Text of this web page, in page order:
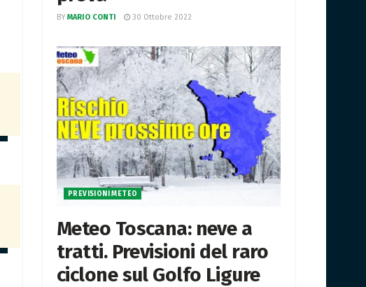
BY MARIO CONTI 30 Ottobre 2022
PREVISIONI METEO
Meteo Toscana: neve a
tratti. Previsioni del raro
ciclone sul Golfo Ligure